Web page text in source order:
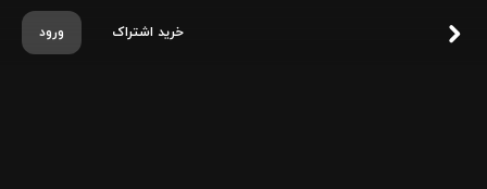
ورود خرید اشتراک